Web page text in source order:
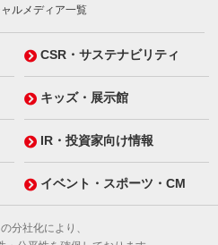
ルメディア一覧
CSR・サステナビリティ
キッズ・展示館
IR・投資家向け情報
イベント・スポーツ・CM
分社化により、